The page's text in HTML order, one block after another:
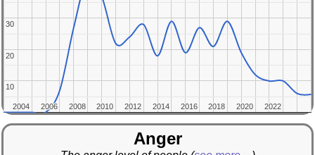
2004
2004 2006
2006 2008
2008 2010
2010 2012
2012 2014
2014 2016
2016 2018
2018 2020
2020 2022
2022
10
10
20
20
30
30
Anger